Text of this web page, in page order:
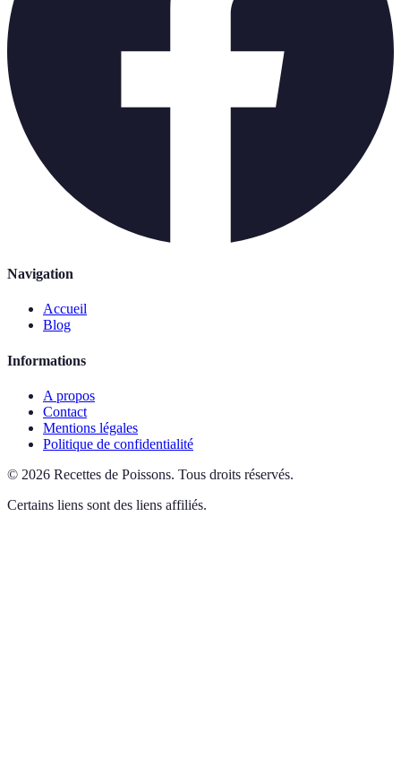
Navigation
Accueil
Blog
Informations
A propos
Contact
Mentions légales
Politique de confidentialité
© 2026 Recettes de Poissons. Tous droits réservés.
Certains liens sont des liens affiliés.